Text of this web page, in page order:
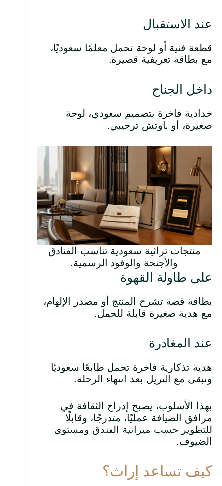
عند الاستقبال
قطعة فنية أو لوحة تحمل معلمًا سعوديًا،
مع بطاقة تعريفية قصيرة.
داخل الجناح
خدادية فاخرة بتصميم سعودي، لوحة
صغيرة، أو باوتش ترحيبي.
منتجات تراثية سعودية تناسب الفنادق
والأجنحة والوفود الرسمية.
على طاولة القهوة
بطاقة قصة تشرح المنتج أو مصدر الإلهام،
مع هدية صغيرة قابلة للحمل.
عند المغادرة
هدية تذكارية فاخرة تحمل طابعًا سعوديًا
وتبقى مع النزيل بعد انتهاء الرحلة.
بهذا الأسلوب، يصبح إدراج الثقافة في
مرافق الضيافة عمليًا، متدرجًا، وقابلًا
للتطوير حسب ميزانية الفندق ومستوى
الضيوف.
كيف تساعد إراث؟